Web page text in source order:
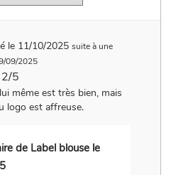
le 11/10/2025 suite à une
09/2025
2/5
même est très bien, mais
logo est affreuse.
de Label blouse le